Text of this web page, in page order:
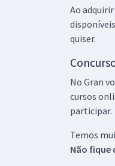
Ao
quiser.
No Gran
cursos
participar.
Temos
Não fique